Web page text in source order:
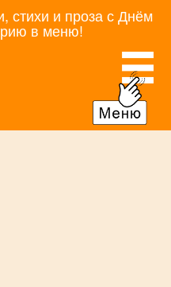
стихи и проза с Днём
в меню!